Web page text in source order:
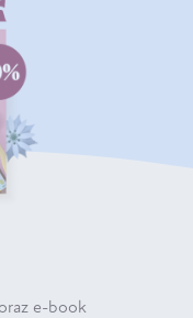
oraz e-book